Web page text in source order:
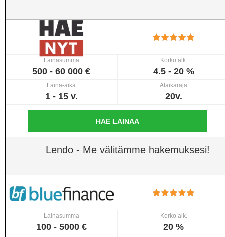
Lainasumma
500 - 60 000 €
Korko alk.
4.5 - 20 %
Laina-aika
1 - 15 v.
Alaikäraja
20v.
HAE LAINAA
Lendo - Me välitämme hakemuksesi!
Lainasumma
100 - 5000 €
Korko alk.
20 %